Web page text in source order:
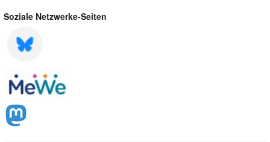
Soziale Netzwerke-Seiten